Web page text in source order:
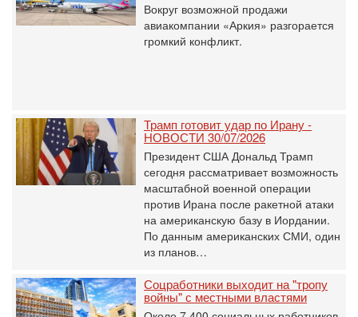
Вокруг возможной продажи
авиакомпании «Аркия» разгорается
громкий конфликт.
Трамп готовит удар по Ирану -
НОВОСТИ 30/07/2026
Президент США Дональд Трамп
сегодня рассматривает возможность
масштабной военной операции
против Ирана после ракетной атаки
на американскую базу в Иордании.
По данным американских СМИ, один
из планов…
Соцработники выходит на "тропу
войны" с местными властями